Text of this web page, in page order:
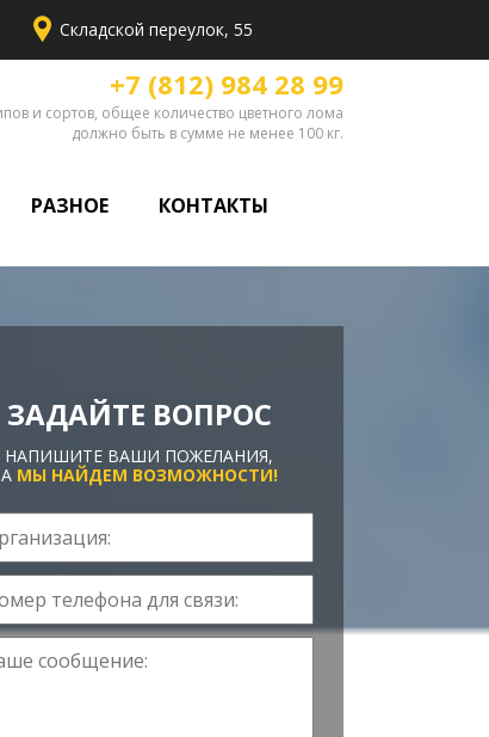
Складской переулок, 55
+7 (812) 984 28 99
и сортов, общее количество цветного лома
должно быть в сумме не менее 100 кг.
РАЗНОЕ КОНТАКТЫ
ЗАДАЙТЕ ВОПРОС
НАПИШИТЕ ВАШИ ПОЖЕЛАНИЯ,
А МЫ НАЙДЕМ ВОЗМОЖНОСТИ!